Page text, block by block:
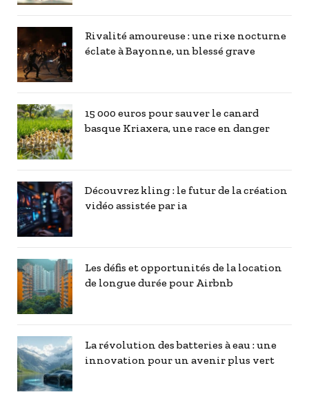
Rivalité amoureuse : une rixe nocturne
éclate à Bayonne, un blessé grave
15 000 euros pour sauver le canard
basque Kriaxera, une race en danger
Découvrez kling : le futur de la création
vidéo assistée par ia
Les défis et opportunités de la location
de longue durée pour Airbnb
La révolution des batteries à eau : une
innovation pour un avenir plus vert